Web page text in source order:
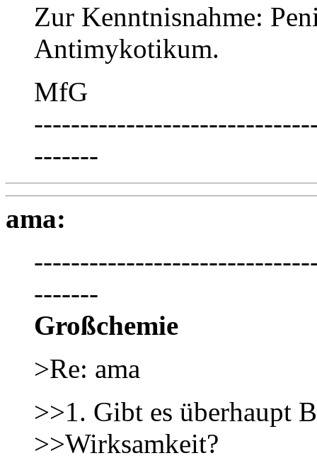
Zur Kenntnisnahme:
Antimykotikum.
MfG
-------
ama:
-------
Großchemie
>Re: ama
>>1. Gibt es überhaupt
>>Wirksamkeit?